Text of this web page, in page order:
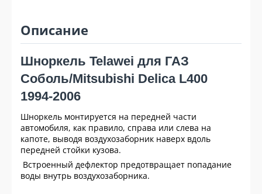
Описание
Шноркель Telawei для ГАЗ
Соболь/Mitsubishi Delica L400
1994-2006
Шноркель монтируется на передней части
автомобиля, как правило, справа или слева на
капоте, выводя воздухозаборник наверх вдоль
передней стойки кузова.
Встроенный дефлектор предотвращает попадание
воды внутрь воздухозаборника.